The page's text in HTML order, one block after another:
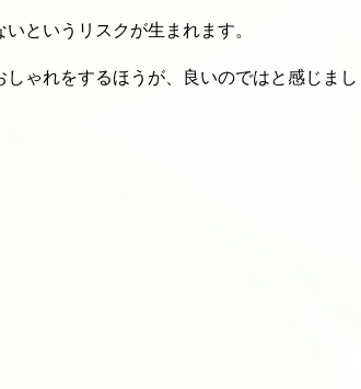
というリスクが生まれます。
ゃれをするほうが、良いのではと感じまし